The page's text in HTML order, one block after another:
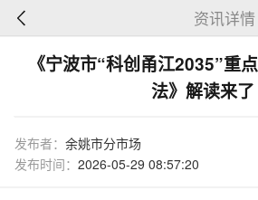
资讯详情
《宁波市“科创甬江2035”重
法》解读来了
发布者： 余姚市分市场
发布时间： 2026-05-29 08:57:20